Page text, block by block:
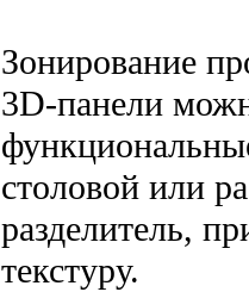
Зонирование
3D-панели
столовой или
разделитель,
текстуру.